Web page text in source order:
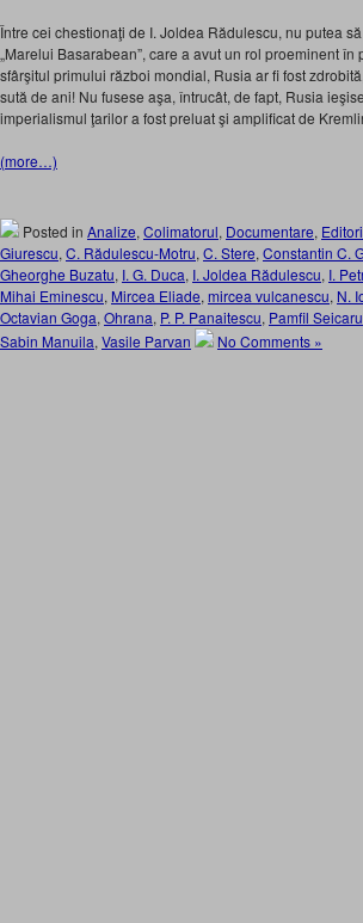
Între cei chestionaţi de I. Joldea Rădulescu, nu putea
„Marelui Basarabean”, care a avut un rol proeminent
sfârşitul primului război mondial, Rusia ar fi fost
sută de ani! Nu fusese aşa, întrucât, de fapt, Rusia
imperialismul ţarilor a fost preluat şi amplificat de
(more…)
Posted in Analize, Colimatorul, Documentare,
Giurescu, C. Rădulescu-Motru, C. Stere, Constantin C.
Gheorghe Buzatu, I. G. Duca, I. Joldea Rădulescu, I.
Mihai Eminescu, Mircea Eliade, mircea vulcanescu, N.
Octavian Goga, Ohrana, P. P. Panaitescu, Pamfil Seicaru
Sabin Manuila, Vasile Parvan No Comments »